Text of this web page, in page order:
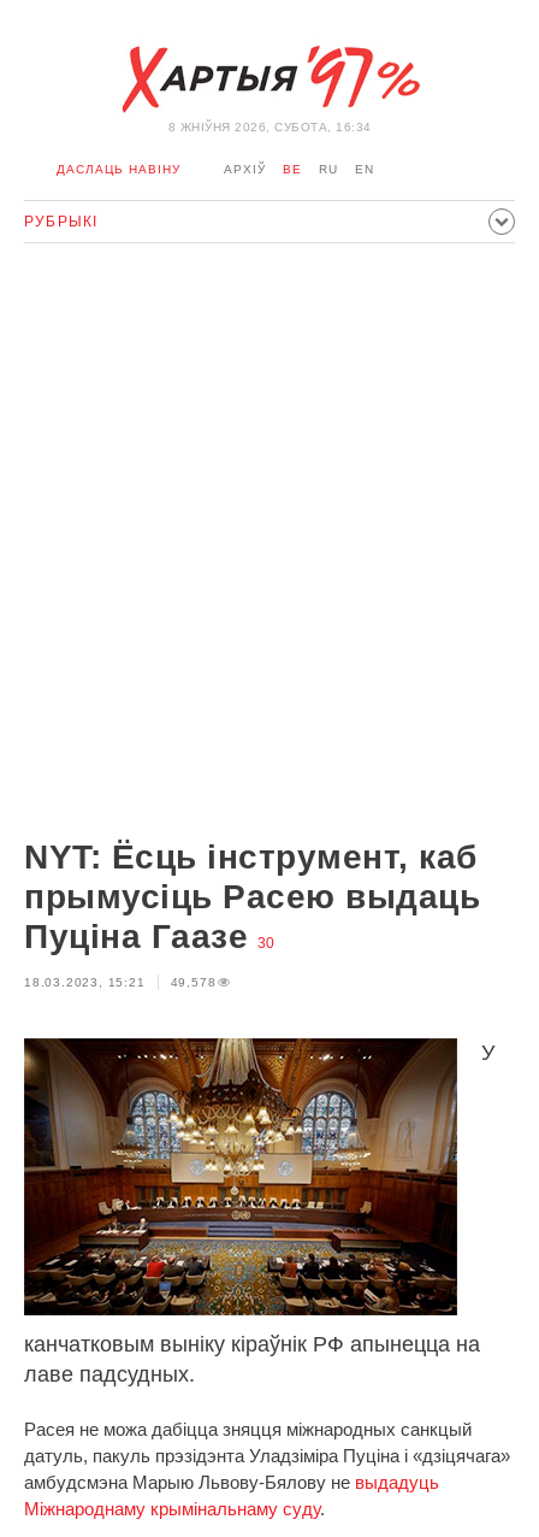
8 ЖНIЎНЯ 2026, СУБОТА, 16:34
ДАСЛАЦЬ НАВІНУ АРХІЎ BE RU EN
РУБРЫКІ
NYT: Ёсць інструмент, каб
прымусіць Расею выдаць
Пуціна Гаазе
30
18.03.2023, 15:21 49,578
У
канчатковым выніку кіраўнік РФ апынецца на
лаве падсудных.
Расея не можа дабіцца зняцця міжнародных санкцый
датуль, пакуль прэзідэнта Уладзіміра Пуціна і «дзіцячага»
амбудсмэна Марыю Львову-Бялову не выдадуць
Міжнароднаму крымінальнаму суду.